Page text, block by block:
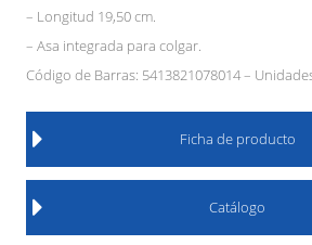
– Longitud 19,50 cm.
– Asa integrada para colgar.
Código de Barras: 5413821078014 –
Ficha de producto
Catálogo